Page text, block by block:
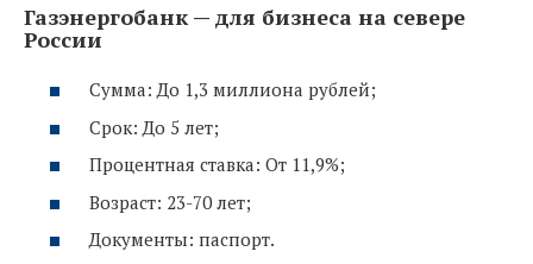
Газэнергобанк — для бизнеса на севере
России
Сумма: До 1,3 миллиона рублей;
Срок: До 5 лет;
Процентная ставка: От 11,9%;
Возраст: 23-70 лет;
Документы: паспорт.